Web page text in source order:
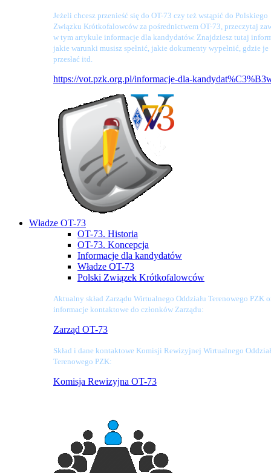
Jeżeli chcesz przenieść się do OT-73 czy też wstąpić do Polskiego
Związku Krótkofalowców za pośrednictwem OT-73, przeczytaj
w tym artykule informacje dla kandydatów. Znajdziesz tutaj
jakie warunki musisz spełnić, jakie dokumenty wypełnić, gdzie je
przesłać itd.
https://vot.pzk.org.pl/informacje-dla-
Władze OT-73
OT-73. Historia
OT-73. Koncepcja
Informacje dla kandydatów
Władze OT-73
Polski Związek Krótkofalowców
Aktualny skład Zarządu Wirtualnego Oddziału Terenowego PZK
informacje kontaktowe do członków Zarządu:
Zarząd OT-73
Skład i dane kontaktowe Komisji Rewizyjnej Wirtualnego
Terenowego PZK:
Komisja Rewizyjna OT-73